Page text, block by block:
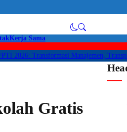
Kerja Sama
Transformasi Manajemen,
Gratis